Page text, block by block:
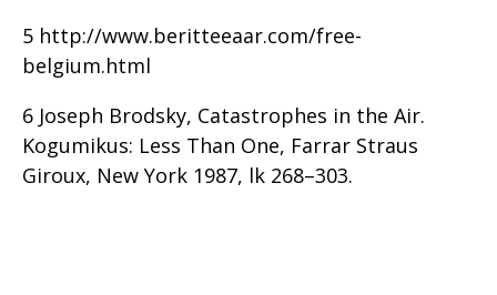
5 http://www.beritteeaar.com/free-
belgium.html
6 Joseph Brodsky, Catastrophes in the Air.
Kogumikus: Less Than One, Farrar Straus
Giroux, New York 1987, lk 268–303.